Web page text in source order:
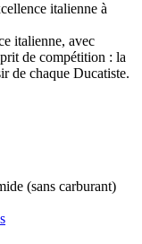
italienne à
italienne, avec
de compétition : la
de chaque Ducatiste.
(sans carburant)